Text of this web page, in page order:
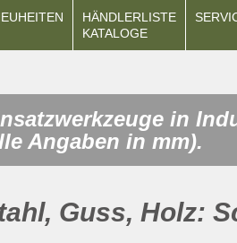
HÄNDLERLISTE
KATALOGE
in
Angaben in mm).
Guss, Holz: